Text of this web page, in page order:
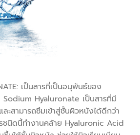
เป็นสารที่เป็นอนุพันธ์ของ
Hyaluronate เป็นสารที่มี
ะสามารถซึมเข้าสู่ชั้นผิวหนังได้ดีกว่า
นิดนี้ทำงานคล้าย Hyaluronic Acid